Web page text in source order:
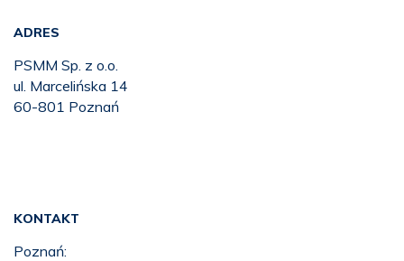
ADRES
PSMM Sp. z o.o.
ul. Marcelińska 14
60-801 Poznań
KONTAKT
Poznań: